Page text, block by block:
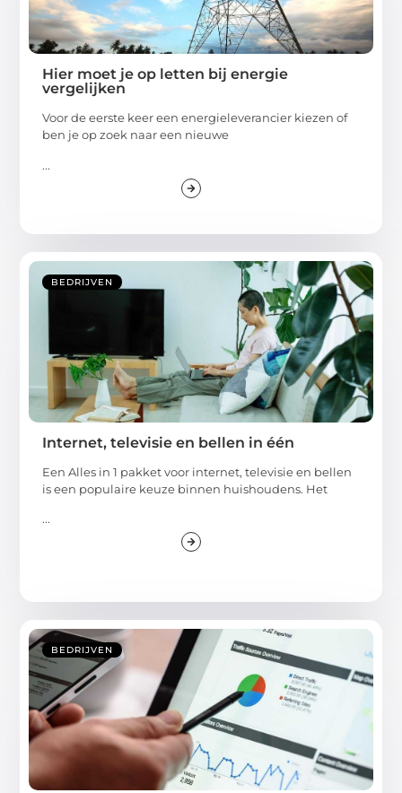
Hier moet je op letten bij energie
vergelijken
Voor de eerste keer een energieleverancier kiezen of
ben je op zoek naar een nieuwe
...
BEDRIJVEN
Internet, televisie en bellen in één
Een Alles in 1 pakket voor internet, televisie en bellen
is een populaire keuze binnen huishoudens. Het
...
BEDRIJVEN